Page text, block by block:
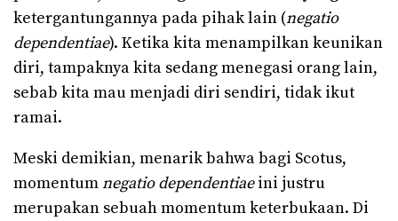
ketergantungannya pada pihak lain (negatio
dependentiae). Ketika kita menampilkan keunikan
diri, tampaknya kita sedang menegasi orang lain,
sebab kita mau menjadi diri sendiri, tidak ikut
ramai.
Meski demikian, menarik bahwa bagi Scotus,
momentumnegatio dependentiaeini justru
merupakan sebuah momentum keterbukaan. Di